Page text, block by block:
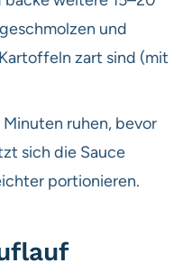
und
zart sind (mit
ruhen, bevor
sich die Sauce
portionieren.